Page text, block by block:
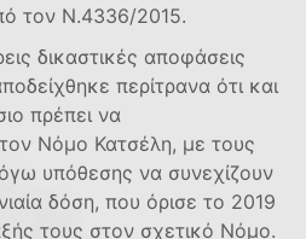
τον Ν.4336/2015.
δικαστικές αποφάσεις
περίτρανα ότι και
πρέπει να
Νόμο Κατσέλη, με τους
υπόθεσης να συνεχίζουν
δόση, που όρισε το 2019
τους στον σχετικό Νόμο.